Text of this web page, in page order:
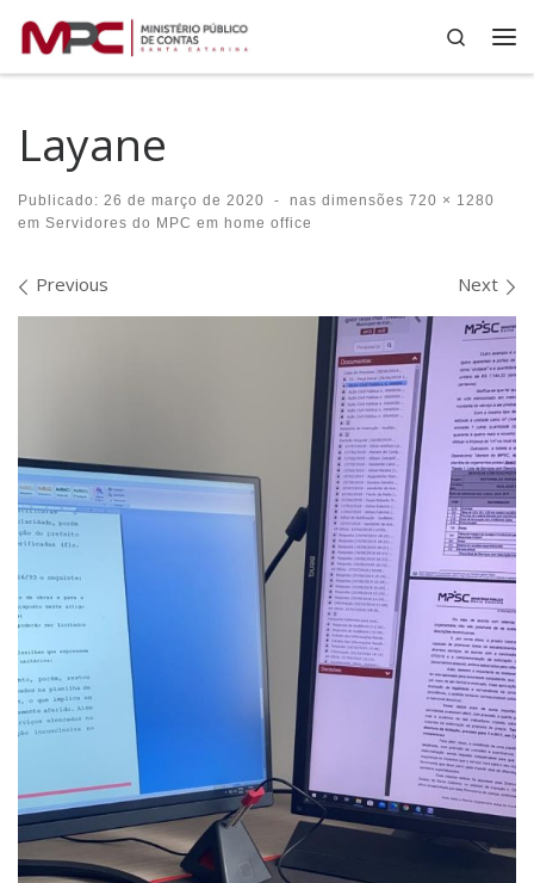
Skip to content
Search
Layane
Publicado: 26 de março de 2020 - nas dimensões 720 × 1280
em Servidores do MPC em home office
Images navigation
Previous Next